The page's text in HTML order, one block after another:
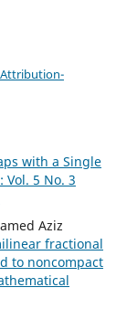
with a Single
Vol. 5 No. 3
Aziz
fractional
to noncompact